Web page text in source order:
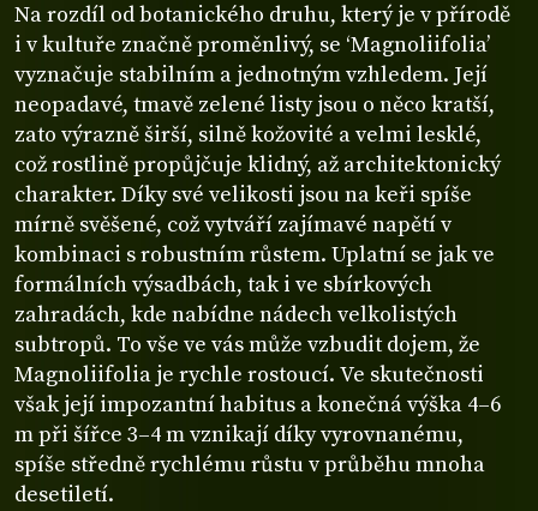
Na rozdíl od botanického druhu, který je v přírodě
i v kultuře značně proměnlivý, se ‘Magnoliifolia’
vyznačuje stabilním a jednotným vzhledem. Její
neopadavé, tmavě zelené listy jsou o něco kratší,
zato výrazně širší, silně kožovité a velmi lesklé,
což rostlině propůjčuje klidný, až architektonický
charakter. Díky své velikosti jsou na keři spíše
mírně svěšené, což vytváří zajímavé napětí v
kombinaci s robustním růstem. Uplatní se jak ve
formálních výsadbách, tak i ve sbírkových
zahradách, kde nabídne nádech velkolistých
subtropů. To vše ve vás může vzbudit dojem, že
Magnoliifolia je rychle rostoucí. Ve skutečnosti
však její impozantní habitus a konečná výška 4–6
m při šířce 3–4 m vznikají díky vyrovnanému,
spíše středně rychlému růstu v průběhu mnoha
desetiletí.